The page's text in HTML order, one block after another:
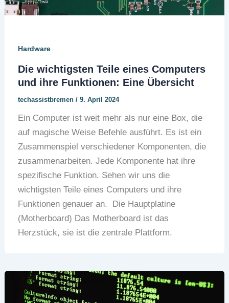
Hardware
Die wichtigsten Teile eines Computers
und ihre Funktionen: Eine Übersicht
techassistbremen / 9. April 2024
Ein Computer ist weit mehr als nur eine Box, die
auf magische Weise Befehle ausführt. Es ist ein
Zusammenspiel verschiedener Komponenten, die
zusammenarbeiten. Jede Komponente hat ihre
spezifische Funktion. Sehen wir uns die
wichtigsten Teile eines Computers und ihre
Funktionen genauer an. Die Hauptplatine
(Motherboard) Das Motherboard ist das
Herzstück, sie ist die zentrale Plattform.